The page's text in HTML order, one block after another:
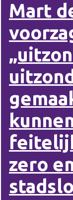
Mart
zero